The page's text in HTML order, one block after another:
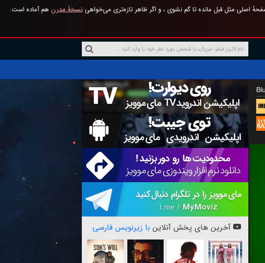
اصلی مثل قبل مانده تا گم نشوی ، و اگر ظاهر تازه‌تری می‌خواهینسخهٔ مدرن هم آماده است.
آخرین های پخش آنلاین با زیرنویس فارسی